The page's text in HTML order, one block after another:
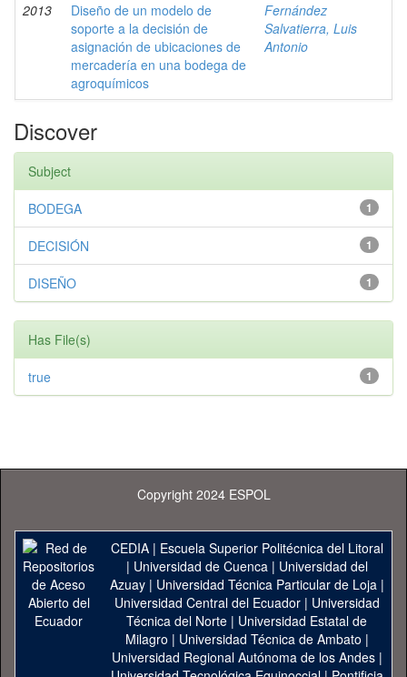
2013
Diseño de un modelo de
soporte a la decisión de
asignación de ubicaciones de
mercadería en una bodega de
agroquímicos
Fernández
Salvatierra, Luis
Antonio
Discover
Subject
1
BODEGA
1
DECISIÓN
1
DISEÑO
Has File(s)
1
true
Copyright 2024 ESPOL
CEDIA| Escuela Superior Politécnica del Litoral
| Universidad de Cuenca| Universidad del
Azuay| Universidad Técnica Particular de Loja|
Universidad Central del Ecuador| Universidad
Técnica del Norte | Universidad Estatal de
Milagro | Universidad Técnica de Ambato |
Universidad Regional Autónoma de los Andes|